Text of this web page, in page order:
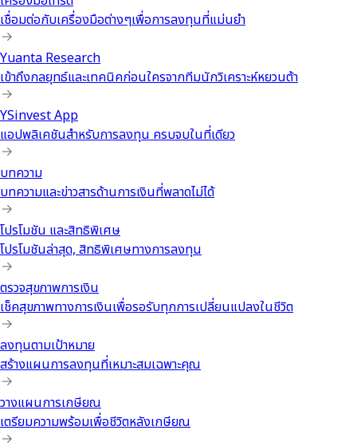
เชื่อมต่อกับเครื่องมือต่างๆเพื่อการลงทุนที่แม่นยำ
Yuanta Research
เข้าถึงกลยุทธ์และเทคนิคก่อนใครจากทีมนักวิเคราะห์หยวนต้า
YSinvest App
แอปพลิเคชันสำหรับการลงทุน ครบจบในที่เดียว
บทความ
บทความและข่าวสารด้านการเงินที่พลาดไม่ได้
โปรโมชัน และสิทธิพิเศษ
โปรโมชันล่าสุด, สิทธิพิเศษทางการลงทุน
ตรวจสุขภาพการเงิน
เช็คสุขภาพทางการเงินเพื่อรอรับทุกการเปลี่ยนแปลงในชีวิต
ลงทุนตามเป้าหมาย
สร้างแผนการลงทุนที่เหมาะสมเฉพาะคุณ
วางแผนการเกษียณ
เตรียมความพร้อมเพื่อชีวิตหลังเกษียณ